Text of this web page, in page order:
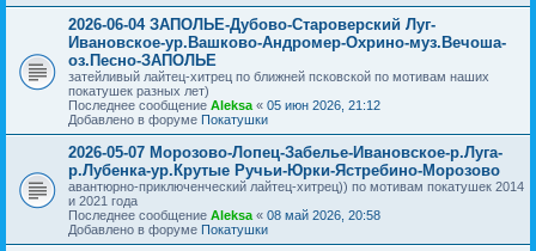
2026-06-04 ЗАПОЛЬЕ-Дубово-Староверский Луг-
Ивановское-ур.Вашково-Андромер-Охрино-муз.Вечоша-
оз.Песно-ЗАПОЛЬЕ
затейливый лайтец-хитрец по ближней псковской по мотивам наших
покатушек разных лет)
Последнее сообщение Aleksa « 05 июн 2026, 21:12
Добавлено в форуме Покатушки
2026-05-07 Морозово-Лопец-Забелье-Ивановское-р.Луга-
р.Лубенка-ур.Крутые Ручьи-Юрки-Ястребино-Морозово
авантюрно-приключенческий лайтец-хитрец)) по мотивам покатушек 2014
и 2021 года
Последнее сообщение Aleksa « 08 май 2026, 20:58
Добавлено в форуме Покатушки